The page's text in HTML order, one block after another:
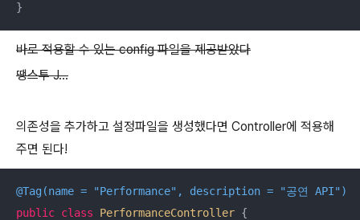
}
바로 적용할 수 있는 config 파일을 제공받았다
땡스투 J...
의존성을 추가하고 설정파일을 생성했다면 Controller에 적용해
주면 된다!
@Tag(name = "Performance", description = "공연 API")
public class PerformanceController {